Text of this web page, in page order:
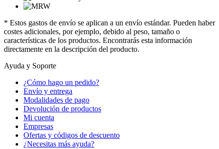
* Estos gastos de envío se aplican a un envío estándar. Pueden haber
costes adicionales, por ejemplo, debido al peso, tamaño o
características de los productos. Encontrarás esta información
directamente en la descripción del producto.
Ayuda y Soporte
¿Cómo hago un pedido?
Envío y entrega
Modalidades de pago
Devolución de productos
Mi cuenta
Empresas
Ofertas y códigos de descuento
¿Necesitas más ayuda?